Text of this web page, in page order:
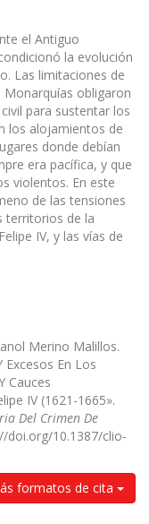
el Antiguo
la evolución
Las limitaciones de
obligaron
para sustentar los
los alojamientos de
donde debían
era pacífica, y que
violentos. En este
de las tensiones
territorios de la
IV, y las vías de
Merino Malillos.
Excesos En Los
Cauces
IV (1621-1665».
Del Crimen De
doi.org/10.1387/clio-
formatos de cita